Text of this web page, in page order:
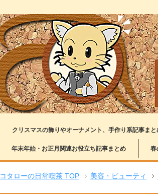
クリスマスの飾りやオーナメント、手作り系記事まと
年末年始・お正月関連お役立ち記事まとめ 春
コタローの日常喫茶 TOP 美容・ビューティ